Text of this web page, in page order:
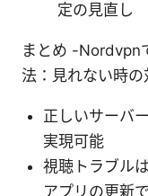
定の見直し
まとめ -Nordvpn
法：見れない時の
正しいサーバ
実現可能
視聴トラブル
アプリの更新